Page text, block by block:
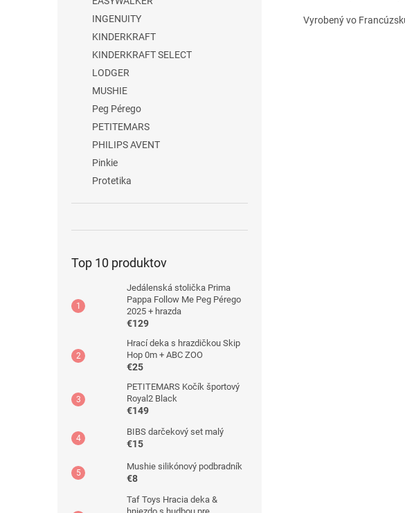
INGENUITY
KINDERKRAFT
KINDERKRAFT SELECT
LODGER
MUSHIE
Peg Pérego
PETITEMARS
PHILIPS AVENT
Pinkie
Protetika
Top 10 produktov
Jedálenská stolička Prima
Pappa Follow Me Peg Pérego
2025 + hrazda
€129
Hrací deka s hrazdičkou Skip
Hop 0m + ABC ZOO
€25
PETITEMARS Kočík športový
Royal2 Black
€149
BIBS darčekový set malý
€15
Mushie silikónový podbradník
€8
Taf Toys Hracia deka &
Vyrobenývo